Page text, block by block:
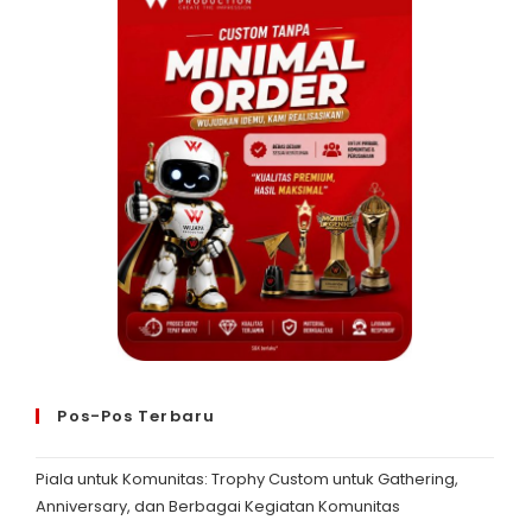
Pos-Pos Terbaru
Piala untuk Komunitas: Trophy Custom untuk Gathering,
Anniversary, dan Berbagai Kegiatan Komunitas